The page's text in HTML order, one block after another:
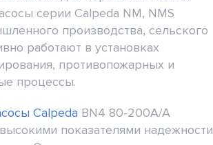
серии Calpeda NM, NMS
производства, сельского
работают в установках
противопожарных и
процессы.
Calpeda BN4 80-200A/A
показателями надежности